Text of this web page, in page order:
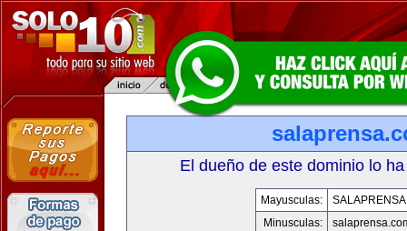
El dueño de este dominio lo
Mayusculas:
Minusculas: